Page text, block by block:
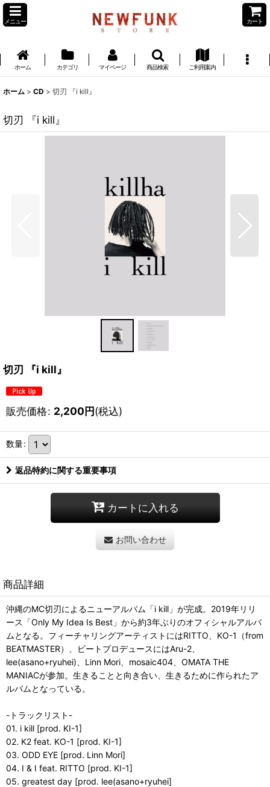
メニュー カート
ホーム カテゴリ マイページ 商品検索 ご利用案内
ホーム > CD > 切刃 『i kill』
切刃 『i kill』
切刃 『i kill』
販売価格: 2,200円(税込)
数量:
返品特約に関する重要事項
カートに入れる
お問い合わせ
商品詳細
沖縄のMC切刃によるニューアルバム「i kill」が完成。2019年リリ
ース「Only My Idea Is Best」から約3年ぶりのオフィシャルアルバ
ムとなる。フィーチャリングアーティストにはRITTO、KO-1（from
BEATMASTER）、ビートプロデュースにはAru-2、
lee(asano+ryuhei)、Linn Mori、mosaic404、OMATA THE
MANIACが参加。生きることと向き合い、生きるために作られたア
ルバムとなっている。
-トラックリスト-
01. i kill [prod. KI-1]
02. K2 feat. KO-1 [prod. KI-1]
03. ODD EYE [prod. Linn Mori]
04. I & I feat. RITTO [prod. KI-1]
05. greatest day [prod. lee(asano+ryuhei]